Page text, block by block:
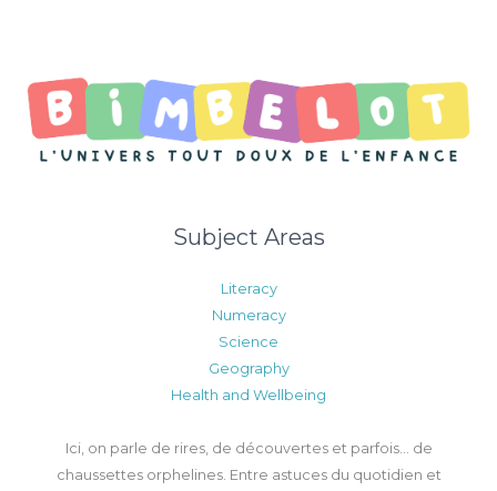
Subject Areas
Literacy
Numeracy
Science
Geography
Health and Wellbeing
Ici, on parle de rires, de découvertes et parfois… de
chaussettes orphelines. Entre astuces du quotidien et